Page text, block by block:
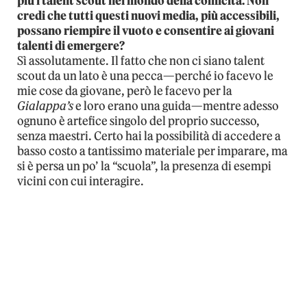
credi che tutti questi nuovi media, più accessibili,
possano riempire il vuoto e consentire ai giovani
talenti di emergere?
Sì assolutamente. Il fatto che non ci siano talent
scout da un lato è una pecca—perché io facevo le
mie cose da giovane, però le facevo per la
Gialappa’se loro erano una guida—mentre adesso
ognuno è artefice singolo del proprio successo,
senza maestri. Certo hai la possibilità di accedere a
basso costo a tantissimo materiale per imparare, ma
si è persa un po’ la “scuola”, la presenza di esempi
vicini con cui interagire.